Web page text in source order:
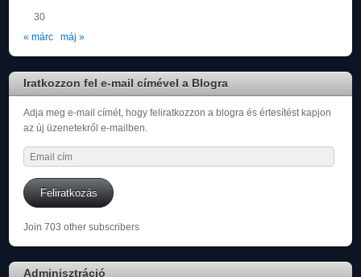
30
« márc
máj »
Iratkozzon fel e-mail címével a Blogra
Adja meg e-mail címét, hogy feliratkozzon a blogra és értesítést kapjon
az új üzenetekről e-mailben.
Email
cím
Feliratkozás
Join 703 other subscribers
Adminisztráció